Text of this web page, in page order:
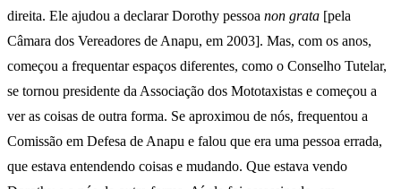
direita. Ele ajudou a declarar Dorothy pessoa non grata [pela
Câmara dos Vereadores de Anapu, em 2003]. Mas, com os anos,
começou a frequentar espaços diferentes, como o Conselho Tutelar,
se tornou presidente da Associação dos Mototaxistas e começou a
ver as coisas de outra forma. Se aproximou de nós, frequentou a
Comissão em Defesa de Anapu e falou que era uma pessoa errada,
que estava entendendo coisas e mudando. Que estava vendo